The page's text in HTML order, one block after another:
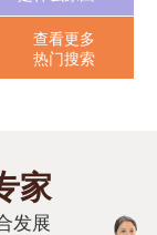
查看更多
热门搜索
家
发展